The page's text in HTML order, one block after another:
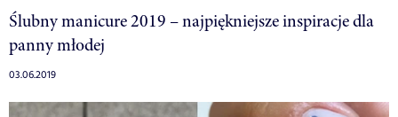
Ślubny manicure 2019 – najpiękniejsze inspiracje dla
panny młodej
03.06.2019